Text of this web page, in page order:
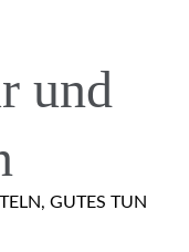
und
GUTES TUN